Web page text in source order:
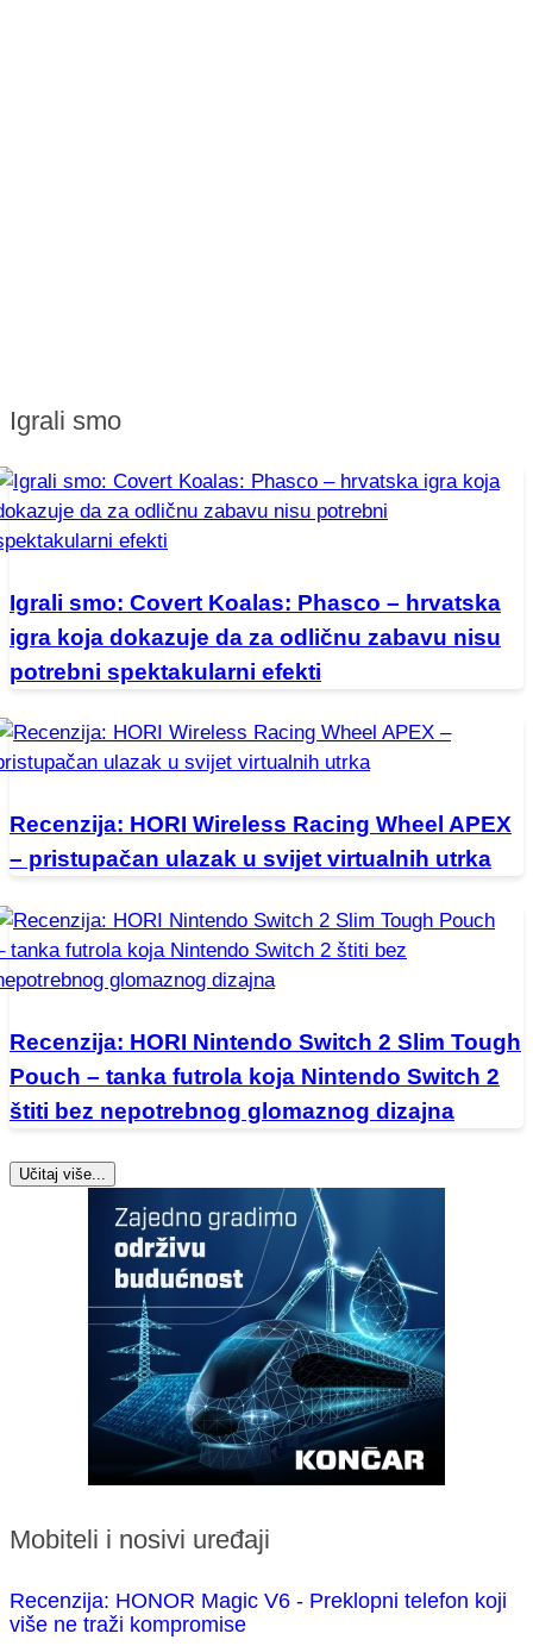
Igrali smo
Igrali smo: Covert Koalas: Phasco – hrvatska
igra koja dokazuje da za odličnu zabavu nisu
potrebni spektakularni efekti
Recenzija: HORI Wireless Racing Wheel APEX
– pristupačan ulazak u svijet virtualnih utrka
Recenzija: HORI Nintendo Switch 2 Slim Tough
Pouch – tanka futrola koja Nintendo Switch 2
štiti bez nepotrebnog glomaznog dizajna
Učitaj više...
Mobiteli i nosivi uređaji
Recenzija: HONOR Magic V6 - Preklopni telefon koji
više ne traži kompromise